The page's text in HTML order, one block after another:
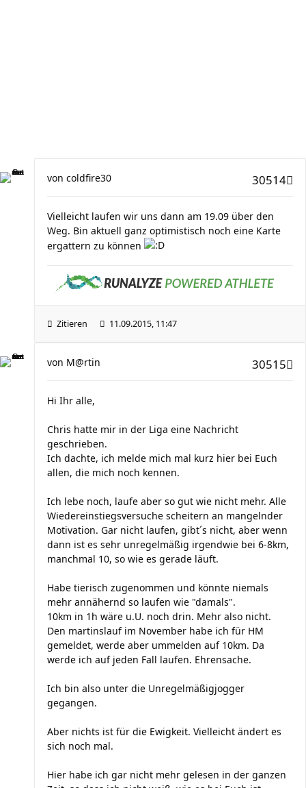
30514
von coldfire30
Vielleicht laufen wir uns dann am 19.09 über den
Weg. Bin aktuell ganz optimistisch noch eine Karte
ergattern zu können
Zitieren 11.09.2015, 11:47
30515
von M@rtin
Hi Ihr alle,
Chris hatte mir in der Liga eine Nachricht
geschrieben.
Ich dachte, ich melde mich mal kurz hier bei Euch
allen, die mich noch kennen.
Ich lebe noch, laufe aber so gut wie nicht mehr. Alle
Wiedereinstiegsversuche scheitern an mangelnder
Motivation. Gar nicht laufen, gibt´s nicht, aber wenn
dann ist es sehr unregelmäßig irgendwie bei 6-8km,
manchmal 10, so wie es gerade läuft.
Habe tierisch zugenommen und könnte niemals
mehr annähernd so laufen wie "damals".
10km in 1h wäre u.U. noch drin. Mehr also nicht.
Den martinslauf im November habe ich für HM
gemeldet, werde aber ummelden auf 10km. Da
werde ich auf jeden Fall laufen. Ehrensache.
Ich bin also unter die Unregelmäßigjogger
gegangen.
Aber nichts ist für die Ewigkeit. Vielleicht ändert es
sich noch mal.
Hier habe ich gar nicht mehr gelesen in der ganzen